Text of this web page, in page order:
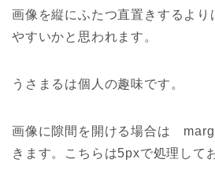
画像を縦にふたつ直置きするより
やすいかと思われます。
うさまるは個人の趣味です。
画像に隙間を開ける場合は
きます。こちらは5pxで処理して